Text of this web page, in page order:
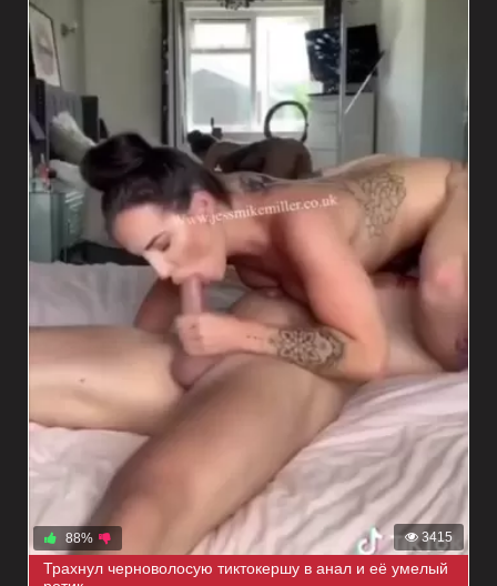
3415
88%
Трахнул черноволосую тиктокершу в анал и её умелый